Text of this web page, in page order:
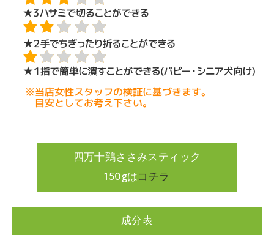
四万十鶏ささみスティック
150gはコチラ
成分表